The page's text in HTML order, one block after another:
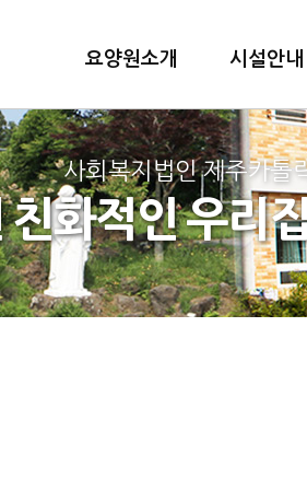
요양원소개 시설안내
사회복지법인 제주카톨
친화적인 우리